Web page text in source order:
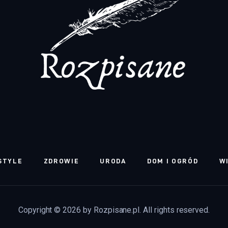
ZDROWIE URODA DOM I OGRÓD
Copyright © 2026 by Rozpisane.pl. All rights reserved.